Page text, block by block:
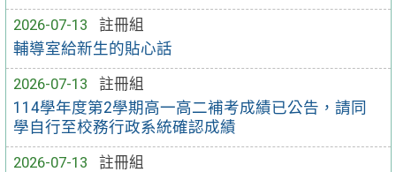
2026-07-13
註冊組
輔導室給新生的貼心話
2026-07-13
註冊組
114學年度第2學期高一高二補考成績已公告，請同
學自行至校務行政系統確認成績
2026-07-13
註冊組